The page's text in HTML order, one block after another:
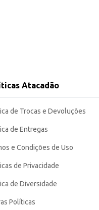
Atacadão
de Trocas e Devoluções
de Entregas
e Condições de Uso
de Privacidade
de Diversidade
Políticas